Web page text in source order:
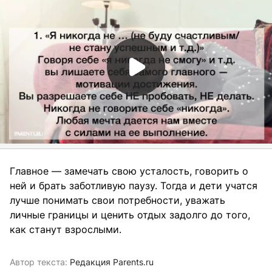
Главное — замечать свою усталость, говорить о
ней и брать заботливую паузу. Тогда и дети учатся
лучше понимать свои потребности, уважать
личные границы и ценить отдых задолго до того,
как станут взрослыми.
Автор текста: Редакция Parents.ru